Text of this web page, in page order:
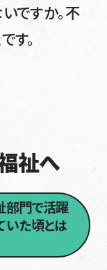
ですか。不
す。
祉へ
部門で活躍
いた頃とは